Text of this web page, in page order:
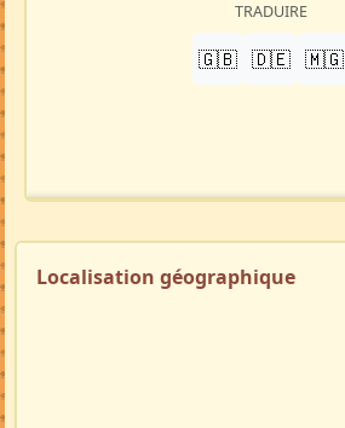
TRADUIRE
🇬🇧 🇩🇪 🇲🇬
Localisation géographique